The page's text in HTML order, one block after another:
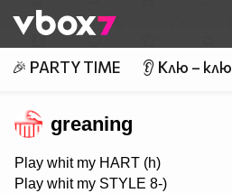
👾
🎉 PARTY TIME 👂 Клю – клю
greaning
Play whit my HART (h)
Play whit my STYLE 8-)